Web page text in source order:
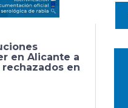
en Alicante a
en